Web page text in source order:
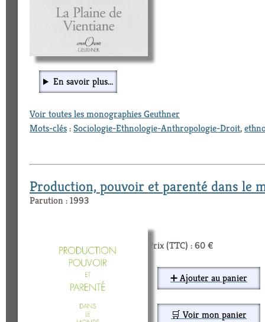
En savoir plus...
Voir toutes les monographies Geuthner
Mots-clés:Sociologie-Ethnologie-Anthropologie-Droit,
Production, pouvoir et parenté dans le
Parution : 1993
Prix (TTC) : 60 €
➕ Ajouter au panier
🛒 Voir mon panier